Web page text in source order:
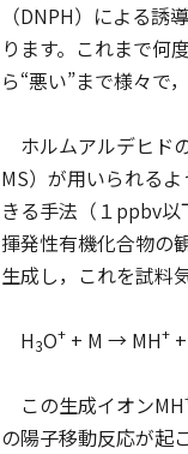
（DNPH）による
ります。これまで何
ら“悪い”まで様々で
ホルムアルデヒド
MS）が用いられる
きる手法（１ppbv
揮発性有機化合物の
生成し，これを試料
H3O+ + M → MH+
この生成イオンMH
の陽子移動反応が起